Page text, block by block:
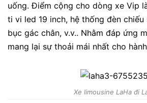
uống. Điểm cộng cho dòng xe Vip
ti vi led 19 inch, hệ thống đèn chiếu
bục gác chân, v.v.. Nhằm đáp ứng
mang lại sự thoải mái nhất cho
Xe limousine LaHa đi